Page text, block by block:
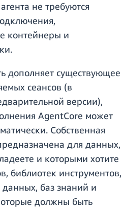
не требуются
контейнеры и
дополняет существующее
сеансов (в
версии),
AgentCore может
Собственная
для данных,
и которыми хотите
библиотек инструментов,
баз знаний и
должны быть